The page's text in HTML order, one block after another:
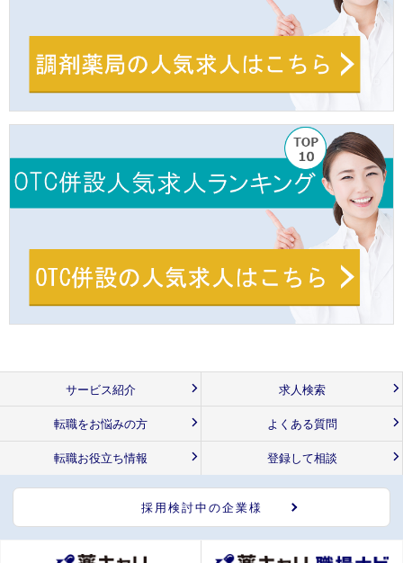
サービス紹介 求人検索
転職をお悩みの方 よくある質問
転職お役立ち情報 登録して相談
採用検討中の企業様